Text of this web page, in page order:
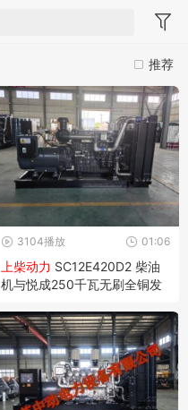
推荐
01:06
3104播放
上柴动力 SC12E420D2 柴油
机与悦成250千瓦无刷全铜发